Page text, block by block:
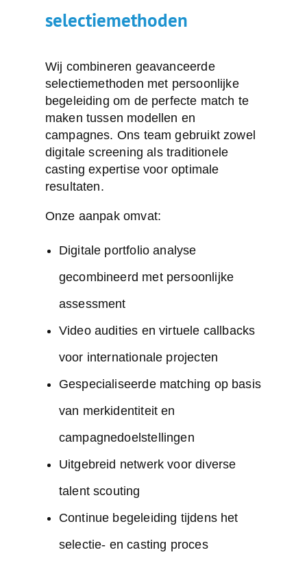
selectiemethoden
Wij combineren geavanceerde
selectiemethoden met persoonlijke
begeleiding om de perfecte match te
maken tussen modellen en
campagnes. Ons team gebruikt zowel
digitale screening als traditionele
casting expertise voor optimale
resultaten.
Onze aanpak omvat:
Digitale portfolio analyse
gecombineerd met persoonlijke
assessment
Video audities en virtuele callbacks
voor internationale projecten
Gespecialiseerde matching op basis
van merkidentiteit en
campagnedoelstellingen
Uitgebreid netwerk voor diverse
talent scouting
Continue begeleiding tijdens het
selectie- en casting proces